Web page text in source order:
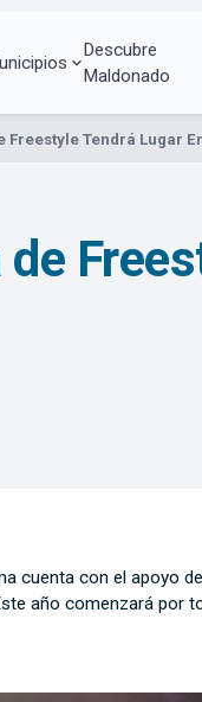
Descubre
Maldonado
Freestyle Tendrá Lugar
cuenta con el apoyo
año comenzará por